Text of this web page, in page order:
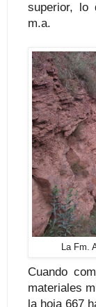
superior, lo
m.a.
La Fm.
Cuando
materiales
la hoja 667